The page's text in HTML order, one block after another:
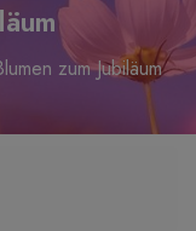
zum Jubiläum